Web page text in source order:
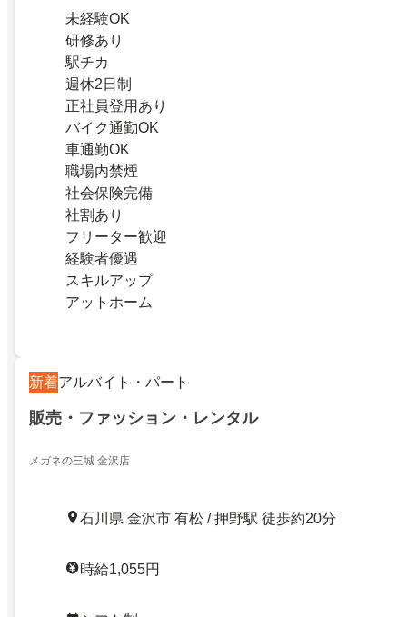
未経験OK
研修あり
駅チカ
週休2日制
正社員登用あり
バイク通勤OK
車通勤OK
職場内禁煙
社会保険完備
社割あり
フリーター歓迎
経験者優遇
スキルアップ
アットホーム
新着アルバイト・パート
販売・ファッション・レンタル
メガネの三城 金沢店
石川県 金沢市 有松 / 押野駅 徒歩約20分
時給1,055円